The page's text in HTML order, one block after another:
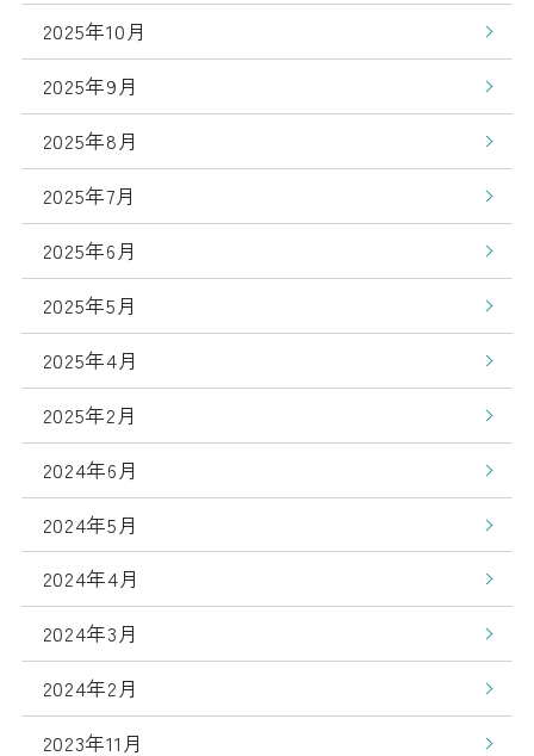
2025年10月
2025年9月
2025年8月
2025年7月
2025年6月
2025年5月
2025年4月
2025年2月
2024年6月
2024年5月
2024年4月
2024年3月
2024年2月
2023年11月